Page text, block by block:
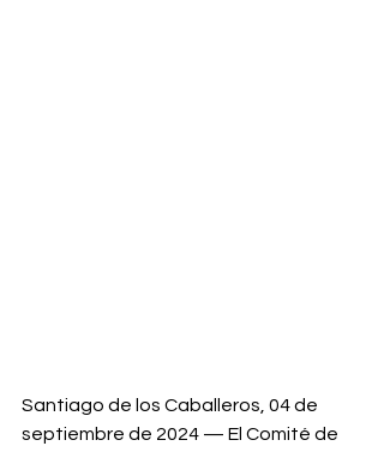
Santiago de los Caballeros, 04 de
septiembre de 2024 — El Comité de